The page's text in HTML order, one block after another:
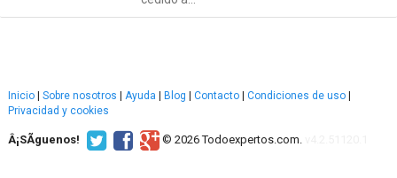
Inicio Sobre nosotros Ayuda Blog Contacto Condiciones de uso
Privacidad y cookies
Â¡SÃ­guenos! © 2026 Todoexpertos.com.